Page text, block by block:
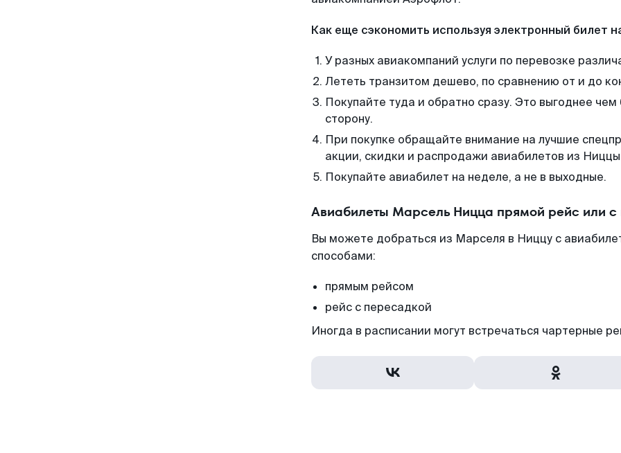
Как еще сэкономить используя электронный билет
У разных авиакомпаний услуги по перевозке
Лететь транзитом дешево, по сравнению от и до
Покупайте туда и обратно сразу. Это выгоднее
сторону.
При покупке обращайте внимание на лучшие
акции, скидки и распродажи авиабилетов из
Покупайте авиабилет на неделе, а не в выходные.
Авиабилеты Марсель Ницца прямой рейс или
Вы можете добраться из Марселя в Ниццу с
способами:
прямым рейсом
рейс с пересадкой
Иногда в расписании могут встречаться чартерные